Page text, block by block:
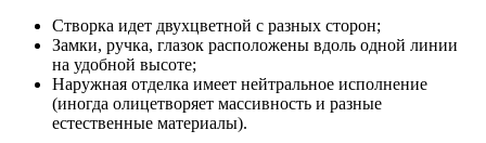
Створка идет двухцветной с разных сторон;
Замки, ручка, глазок расположены вдоль одной линии
на удобной высоте;
Наружная отделка имеет нейтральное исполнение
(иногда олицетворяет массивность и разные
естественные материалы).